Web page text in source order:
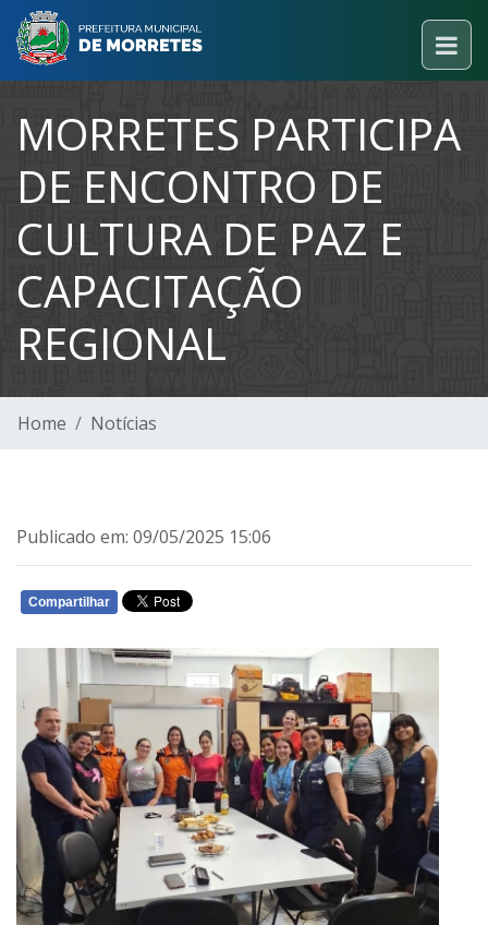
MORRETES PARTICIPA
DE ENCONTRO DE
CULTURA DE PAZ E
CAPACITAÇÃO
REGIONAL
Home Notícias
Publicado em: 09/05/2025 15:06
Compartilhar